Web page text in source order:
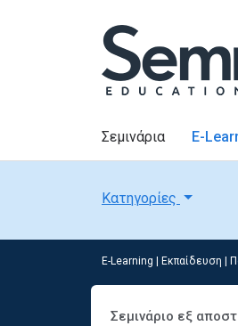
Σεμινάρια E-
Κατηγορίες
E-Learning Εκπαίδευση
Σεμινάριο εξ